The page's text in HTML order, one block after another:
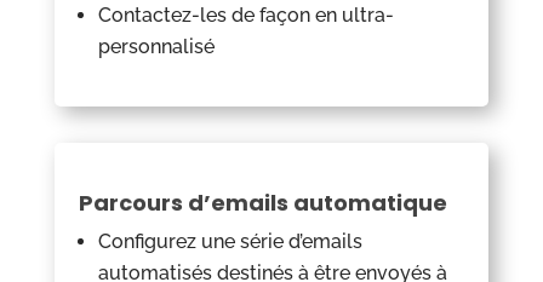
Contactez-les de façon en ultra-
personnalisé
Parcours d’emails automatique
Configurez une série d’emails
automatisés destinés à être envoyés à